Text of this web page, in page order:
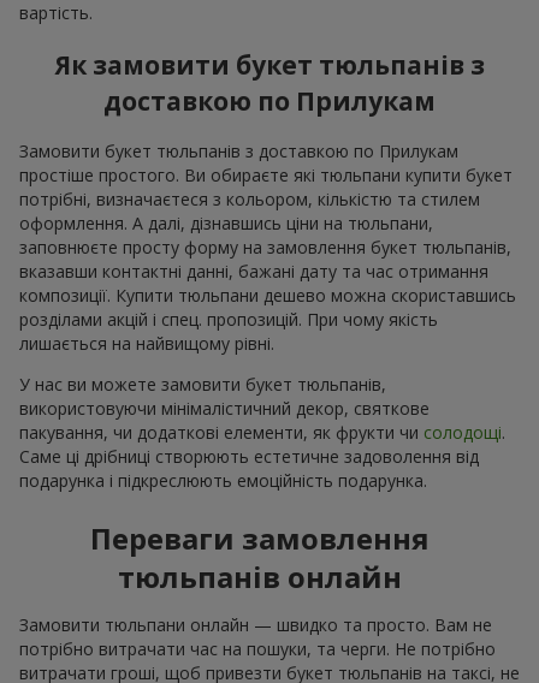
вартість.
Як замовити букет тюльпанів з
доставкою по Прилукам
Замовити букет тюльпанів з доставкою по Прилукам
простіше простого. Ви обираєте які тюльпани купити букет
потрібні, визначаєтеся з кольором, кількістю та стилем
оформлення. А далі, дізнавшись ціни на тюльпани,
заповнюєте просту форму на замовлення букет тюльпанів,
вказавши контактні данні, бажані дату та час отримання
композиції. Купити тюльпани дешево можна скориставшись
розділами акцій і спец. пропозицій. При чому якість
лишається на найвищому рівні.
У нас ви можете замовити букет тюльпанів,
використовуючи мінімалістичний декор, святкове
пакування, чи додаткові елементи, як фрукти чи солодощі.
Саме ці дрібниці створюють естетичне задоволення від
подарунка і підкреслюють емоційність подарунка.
Переваги замовлення
тюльпанів онлайн
Замовити тюльпани онлайн — швидко та просто. Вам не
потрібно витрачати час на пошуки, та черги. Не потрібно
витрачати гроші, щоб привезти букет тюльпанів на таксі, не